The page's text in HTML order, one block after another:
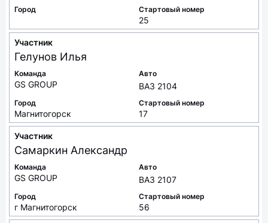
Город Стартовый номер
25
Участник
Гелунов Илья
Команда
GS GROUP
Авто
ВАЗ 2104
Город
Магнитогорск
Стартовый номер
17
Участник
Самаркин Александр
Команда
GS GROUP
Авто
ВАЗ 2107
Город
г Магнитогорск
Стартовый номер
56